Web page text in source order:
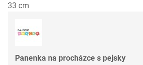
33 cm
Panenka na procházce s pejsky